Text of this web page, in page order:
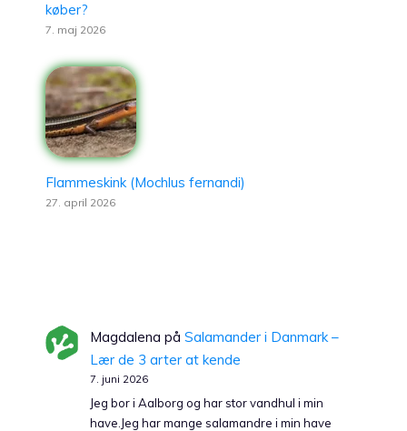
køber?
7. maj 2026
Flammeskink (Mochlus fernandi)
27. april 2026
Magdalena på Salamander i Danmark –
Lær de 3 arter at kende
7. juni 2026
Jeg bor i Aalborg og har stor vandhul i min
have.Jeg har mange salamandre i min have